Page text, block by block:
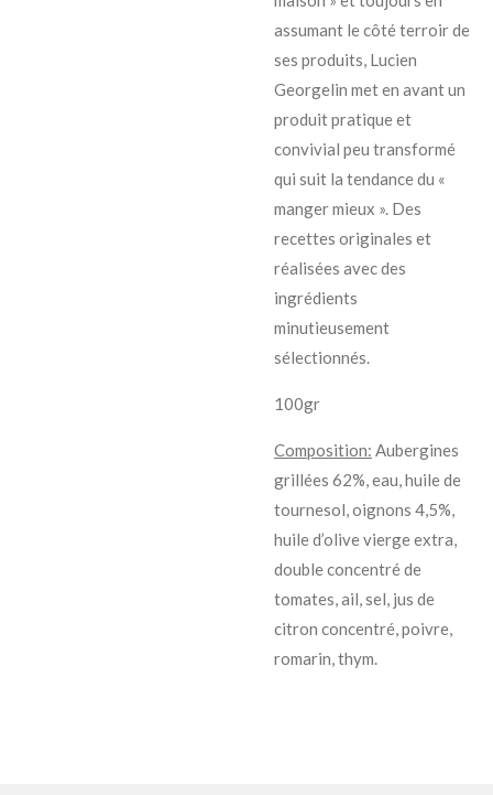
assumant le côté terroir de
ses produits, Lucien
Georgelin met en avant un
produit pratique et
convivial peu transformé
qui suit la tendance du «
manger mieux ». Des
recettes originales et
réalisées avec des
ingrédients
minutieusement
sélectionnés.
100gr
Composition: Aubergines
grillées 62%, eau, huile de
tournesol, oignons 4,5%,
huile d’olive vierge extra,
double concentré de
tomates, ail, sel, jus de
citron concentré, poivre,
romarin, thym.